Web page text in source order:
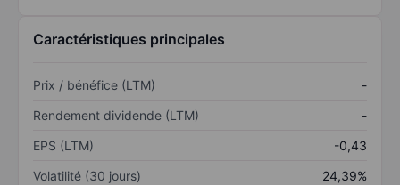
Caractéristiques principales
Prix / bénéfice (LTM)
-
Rendement dividende (LTM)
-
EPS (LTM)
-0,43
Volatilité (30 jours)
24,39%